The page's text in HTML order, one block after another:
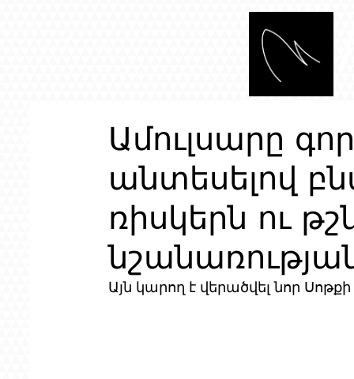
Ամուլսարը
անտեսելով
ռիսկերն ու
Այն կարող է վերածվել նոր